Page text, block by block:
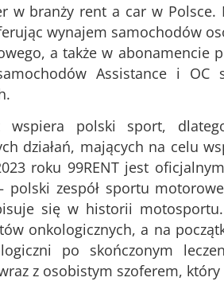
w branży rent a car w
wynajem samochodów
a także w abonamencie
Assistance i OC
polski sport,
działań, mających na celu
roku 99RENT jest
zespół sportu
się w historii
onkologicznych, a na
po skończonym
z osobistym szoferem,